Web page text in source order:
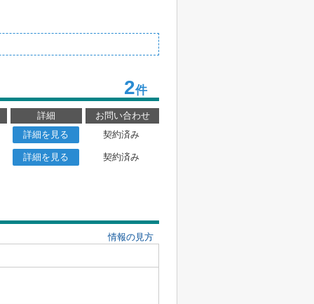
2件
詳細
お問い合わせ
詳細を見る 契約済み
詳細を見る
契約済み
情報の見方